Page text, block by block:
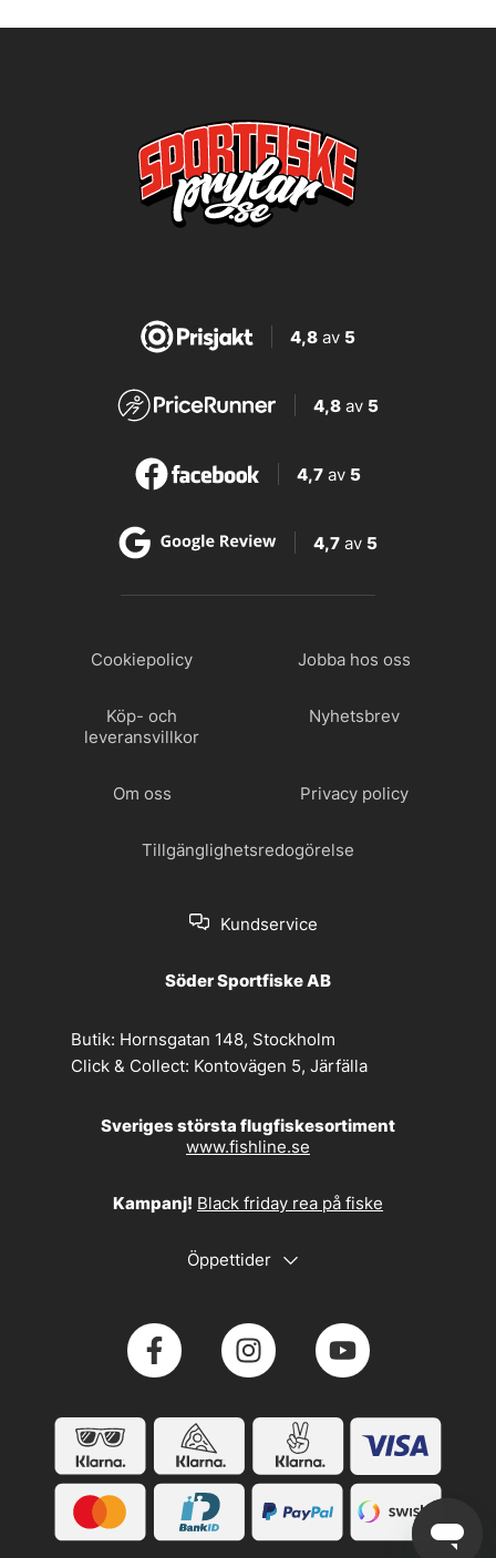
4,8av 5
4,8 av 5
4,7 av 5
4,7 av 5
Cookiepolicy Jobba hos oss
Köp- och
leveransvillkor
Nyhetsbrev
Om oss Privacy policy
Tillgänglighetsredogörelse
Kundservice
Söder Sportfiske AB
Butik: Hornsgatan 148, Stockholm
Click & Collect: Kontovägen 5, Järfälla
Sveriges största flugfiskesortiment
www.fishline.se
Kampanj! Black friday rea på fiske
Öppettider